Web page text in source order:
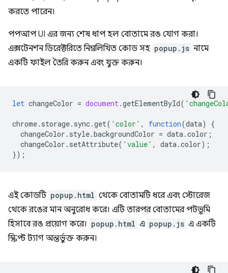
করতে পারেন।
পপআপ UI এর জন্য শেষ ধাপ হল বোতামে রঙ যোগ করা।
এক্সটেনশন ডিরেক্টরিতে নিম্নলিখিত কোড সহ popup.js নামে
একটি ফাইল তৈরি করুন এবং যুক্ত করুন।
let changeColor = document .getElementById(
chrome. storage. sync.get( 'color' , function(data)
{
changeColor . style.backgroundColor = data .color ;
changeColor . setAttribute( 'value' , data .color);
});
এই কোডটি popup.html থেকে বোতামটি ধরে এবং স্টোরেজ
থেকে রঙের মান অনুরোধ করে। এটি তারপর বোতামের পটভূমি
হিসাবে রঙ প্রয়োগ করে। popup.html এ popup.js এ একটি
স্ক্রিপ্ট ট্যাগ অন্তর্ভুক্ত করুন।